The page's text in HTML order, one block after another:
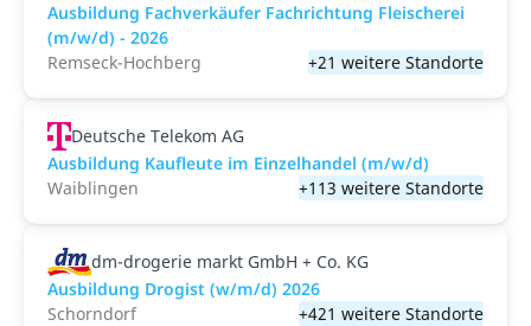
Ausbildung Fachverkäufer Fachrichtung Fleischerei
(m/w/d) - 2026
Remseck-Hochberg
+21 weitere Standorte
Deutsche Telekom AG
Ausbildung Kaufleute im Einzelhandel (m/w/d)
Waiblingen
+113 weitere Standorte
dm-drogerie markt GmbH + Co. KG
Ausbildung Drogist (w/m/d) 2026
Schorndorf
+421 weitere Standorte